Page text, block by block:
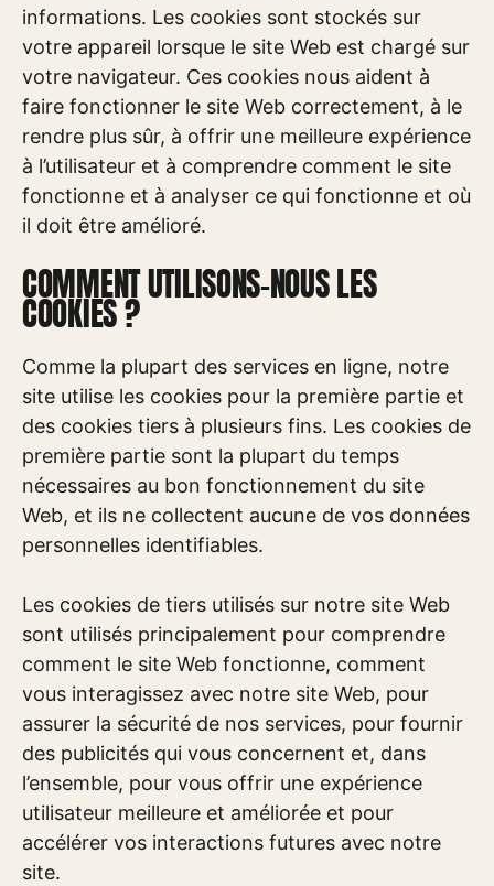
informations. Les cookies sont stockés sur
votre appareil lorsque le site Web est chargé sur
votre navigateur. Ces cookies nous aident à
faire fonctionner le site Web correctement, à le
rendre plus sûr, à offrir une meilleure expérience
à l’utilisateur et à comprendre comment le site
fonctionne et à analyser ce qui fonctionne et où
il doit être amélioré.
COMMENT UTILISONS-NOUS LES
COOKIES ?
Comme la plupart des services en ligne, notre
site utilise les cookies pour la première partie et
des cookies tiers à plusieurs fins. Les cookies de
première partie sont la plupart du temps
nécessaires au bon fonctionnement du site
Web, et ils ne collectent aucune de vos données
personnelles identifiables.
Les cookies de tiers utilisés sur notre site Web
sont utilisés principalement pour comprendre
comment le site Web fonctionne, comment
vous interagissez avec notre site Web, pour
assurer la sécurité de nos services, pour fournir
des publicités qui vous concernent et, dans
l’ensemble, pour vous offrir une expérience
utilisateur meilleure et améliorée et pour
accélérer vos interactions futures avec notre
site.